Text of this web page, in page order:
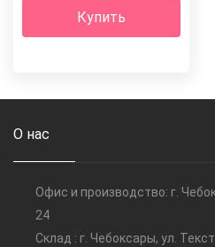
Купить
О нас
Офис и производство: г.
24
Склад : г. Чебоксары, ул.